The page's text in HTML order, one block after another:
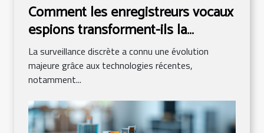
Comment les enregistreurs vocaux
espions transforment-ils la
surveillance discrète ?
La surveillance discrète a connu une évolution
majeure grâce aux technologies récentes,
notamment...